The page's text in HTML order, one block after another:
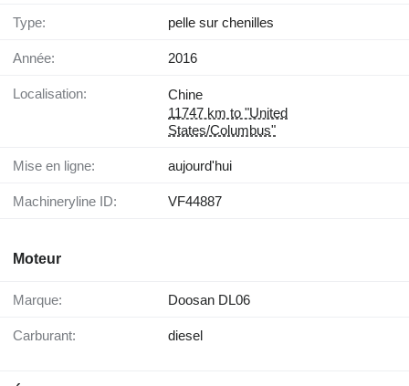
Type: pelle sur chenilles
Année: 2016
Localisation:
Chine
11747 km to "United
States/Columbus"
Mise en ligne: aujourd'hui
Machineryline ID: VF44887
Moteur
Marque: Doosan DL06
Carburant: diesel